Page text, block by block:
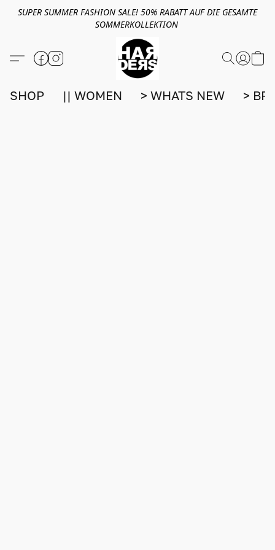
SUPER SUMMER FASHION SALE! 50% RABATT AUF DIE GESAMTE
SOMMERKOLLEKTION
SHOP || WOMEN > WHATS NEW >